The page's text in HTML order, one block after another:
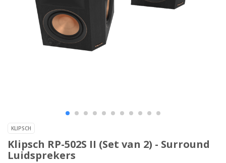
KLIPSCH
Klipsch RP-502S II (Set van 2) - Surround
Luidsprekers